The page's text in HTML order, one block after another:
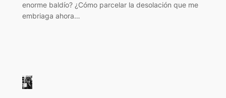
enorme baldío? ¿Cómo parcelar la desolación que me
embriaga ahora…